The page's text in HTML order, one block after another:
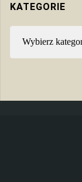
KATEGORIE